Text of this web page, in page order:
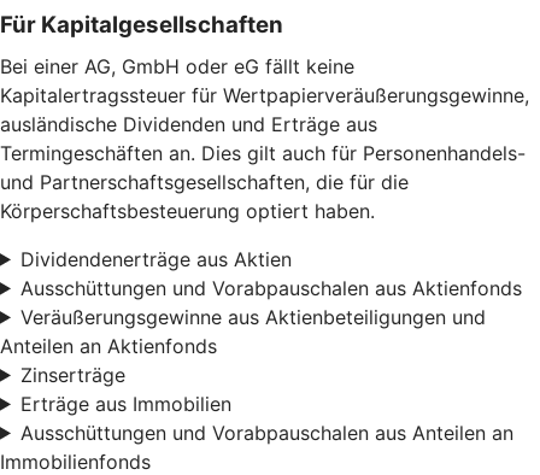
Für Kapitalgesellschaften
Bei einer AG, GmbH oder eG fällt keine
Kapitalertragssteuer für Wertpapierveräußerungsgewinne,
ausländische Dividenden und Erträge aus
Termingeschäften an. Dies gilt auch für Personenhandels-
und Partnerschaftsgesellschaften, die für die
Körperschaftsbesteuerung optiert haben.
Dividendenerträge aus Aktien
Ausschüttungen und Vorabpauschalen aus Aktienfonds
Veräußerungsgewinne aus Aktienbeteiligungen und
Anteilen an Aktienfonds
Zinserträge
Erträge aus Immobilien
Ausschüttungen und Vorabpauschalen aus Anteilen an
Immobilienfonds